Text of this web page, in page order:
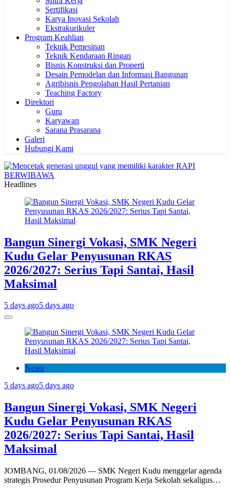
Sertifikasi
Karya Inovasi Sekolah
Ekstrakurikuler
Program Keahlian
Teknik Pemesinan
Teknik Kendaraan Ringan
Bisnis Konstruksi dan Properti
Desain Pemodelan dan Informasi Bangunan
Agribisnis Pengolahan Hasil Pertanian
Teaching Factory
Direktori
Guru
Karyawan
Sarana Prasarana
Galeri
Hubungi Kami
Headlines
Bangun Sinergi Vokasi, SMK Negeri
Kudu Gelar Penyusunan RKAS
2026/2027: Serius Tapi Santai, Hasil
Maksimal
5 days ago5 days ago
News
5 days ago5 days ago
Bangun Sinergi Vokasi, SMK Negeri
Kudu Gelar Penyusunan RKAS
2026/2027: Serius Tapi Santai, Hasil
Maksimal
JOMBANG, 01/08/2026 — SMK Negeri Kudu menggelar agenda
strategis Prosedur Penyusunan Program Kerja Sekolah sekaligus…